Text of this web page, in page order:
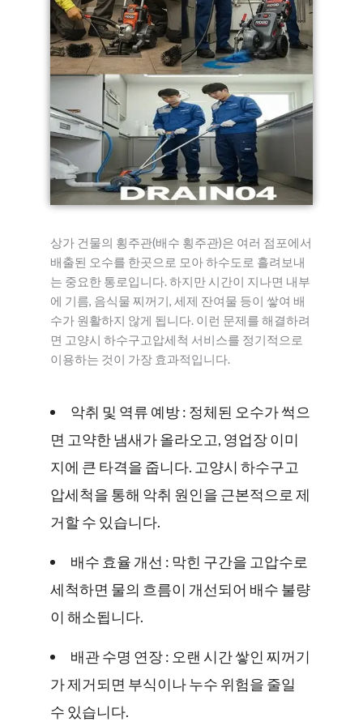
상가 건물의 횡주관(배수 횡주관)은 여러 점포에서
배출된 오수를 한곳으로 모아 하수도로 흘려보내
는 중요한 통로입니다. 하지만 시간이 지나면 내부
에 기름, 음식물 찌꺼기, 세제 잔여물 등이 쌓여 배
수가 원활하지 않게 됩니다. 이런 문제를 해결하려
면 고양시 하수구고압세척 서비스를 정기적으로
이용하는 것이 가장 효과적입니다.
악취 및 역류 예방 : 정체된 오수가 썩으
면 고약한 냄새가 올라오고, 영업장 이미
지에 큰 타격을 줍니다. 고양시 하수구고
압세척을 통해 악취 원인을 근본적으로 제
거할 수 있습니다.
배수 효율 개선 : 막힌 구간을 고압수로
세척하면 물의 흐름이 개선되어 배수 불량
이 해소됩니다.
배관 수명 연장 : 오랜 시간 쌓인 찌꺼기
가 제거되면 부식이나 누수 위험을 줄일
수 있습니다.